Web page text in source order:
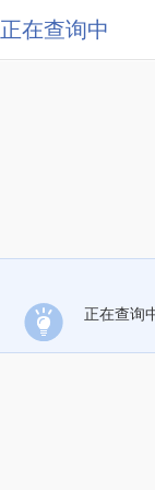
正在查询中
正在查询